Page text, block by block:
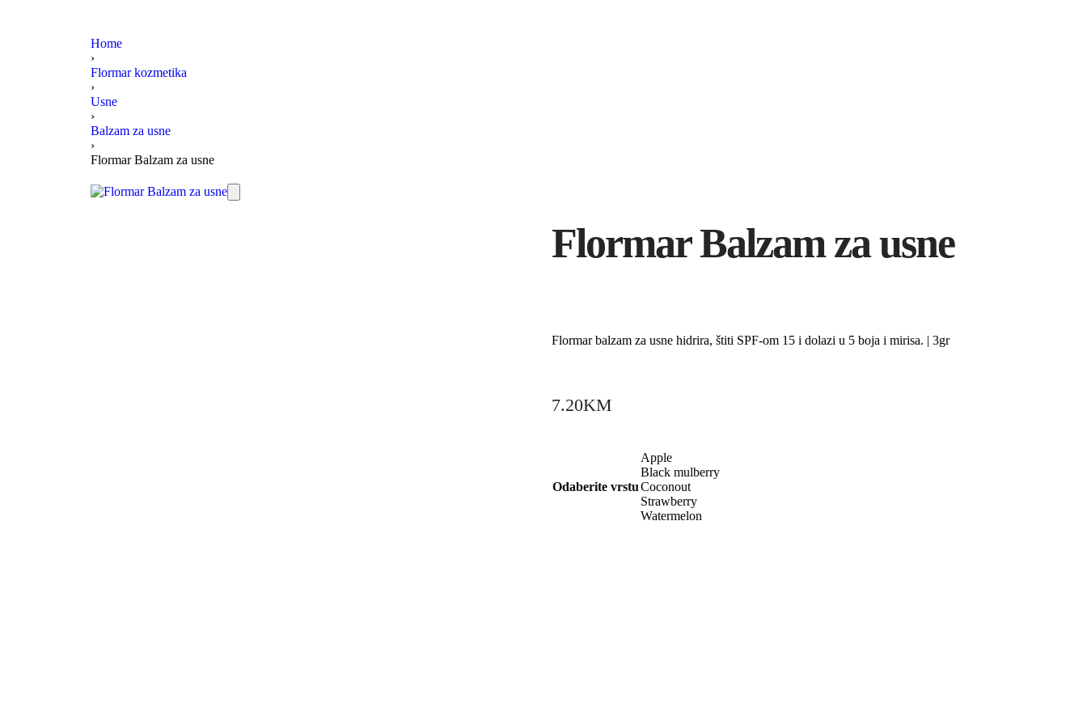
Home
›
Flormar kozmetika
›
Usne
›
Balzam za usne
›
Flormar Balzam za usne
Flormar Balzam za usne
Flormar balzam za usne hidrira, štiti SPF-om 15 i dolazi u 5 boja i mirisa. | 3gr
7.20KM
Odaberite vrstu
Apple
Black mulberry
Coconout
Strawberry
Watermelon